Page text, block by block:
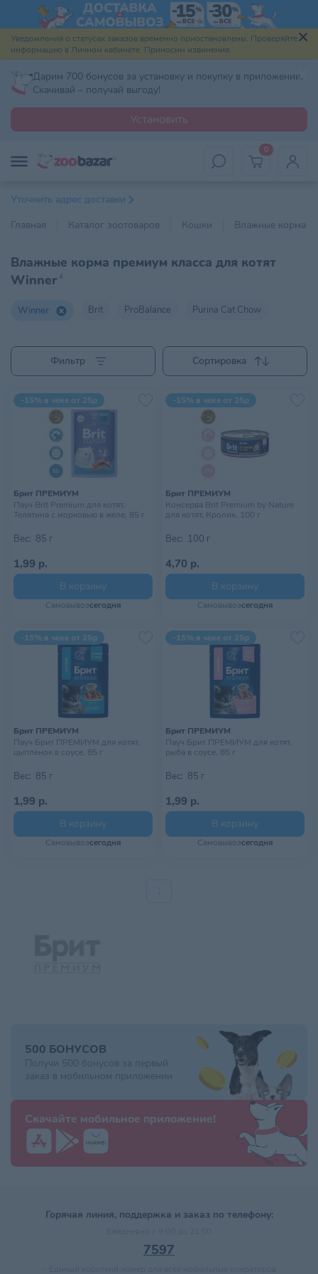
Уведомления о статусах заказов временно приостановлены. Проверяйте
информацию в Личном кабинете. Приносим извинения.
Дарим 700 бонусов за установку и покупку в приложении.
Скачивай – получай выгоду!
Установить
0
Уточнить адрес доставки
Главная
Каталог зоотоваров Кошки Влажные корма
Влажные корма премиум класса для котят
Winner 4
Winner Brit ProBalance Purina Cat Chow
Фильтр Сортировка
-15% в чеке от 25р
Брит ПРЕМИУМ
Пауч Brit Premium для котят,
Телятина с морковью в желе, 85 г
Вес: 85 г
1,99 р.
В корзину
Самовывозсегодня
-15% в чеке от 25р
Брит ПРЕМИУМ
Консерва Brit Premium by Nature
для котят, Кролик, 100 г
Вес: 100 г
4,70 р.
В корзину
Самовывозсегодня
-15% в чеке от 25р
Брит ПРЕМИУМ
Пауч Брит ПРЕМИУМ для котят,
цыпленок в соусе, 85 г
Вес: 85 г
1,99 р.
В корзину
Самовывозсегодня
-15% в чеке от 25р
Брит ПРЕМИУМ
Пауч Брит ПРЕМИУМ для котят,
рыба в соусе, 85 г
Вес: 85 г
1,99 р.
В корзину
Самовывозсегодня
500 БОНУСОВ
Получи 500 бонусов за первый
заказ в мобильном приложении
Скачайте мобильное приложение!
Горячая линия, поддержка и заказ по телефону:
7597